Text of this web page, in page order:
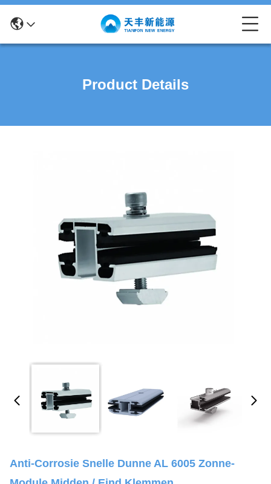
Product Details
Anti-Corrosie Snelle Dunne AL 6005 Zonne-